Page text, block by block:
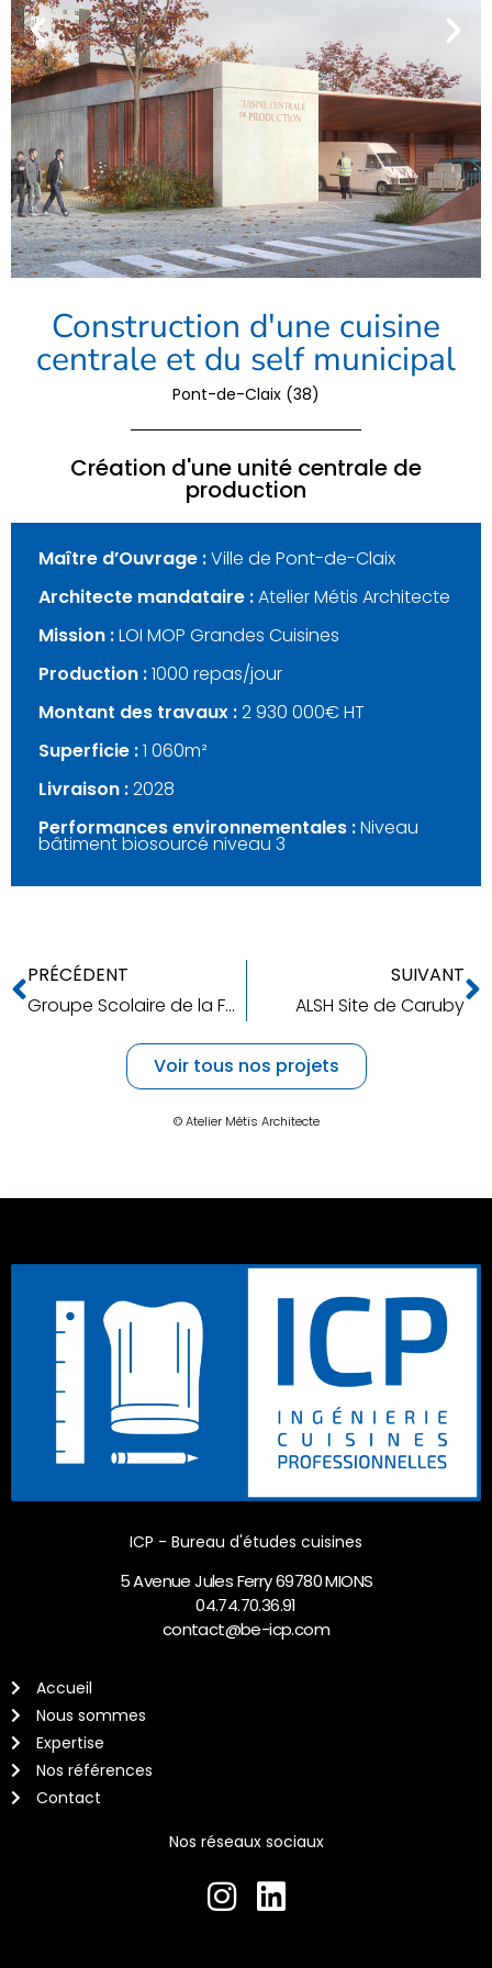
Construction d'une cuisine
centrale et du self municipal
Pont-de-Claix (38)
Création d'une unité centrale de
production
Maître d’Ouvrage :Ville de Pont-de-Claix
Architecte mandataire :Atelier Métis Architecte
Mission :LOI MOP Grandes Cuisines
Production :1000 repas/jour
Montant des travaux :2 930 000€ HT
Superficie :1 060m²
Livraison :2028
Performances environnementales :Niveau
bâtiment biosourcé niveau 3
PRÉCÉDENT
Groupe Scolaire de la Fac du Favret
SUIVANT
ALSH Site de Caruby
Voir tous nos projets
© Atelier Métis Architecte
ICP - Bureau d'études cuisines
5 Avenue Jules Ferry 69780 MIONS
04.74.70.36.91
contact@be-icp.com
Accueil
Nous sommes
Expertise
Nos références
Contact
Nos réseaux sociaux